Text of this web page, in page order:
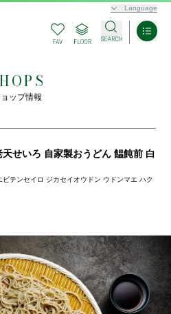
Language
ップ情報
天せいろ 自家製おうどん 饂飩前 白
ビテンセイロ ジカセイオウドン ウドンマエ ハク